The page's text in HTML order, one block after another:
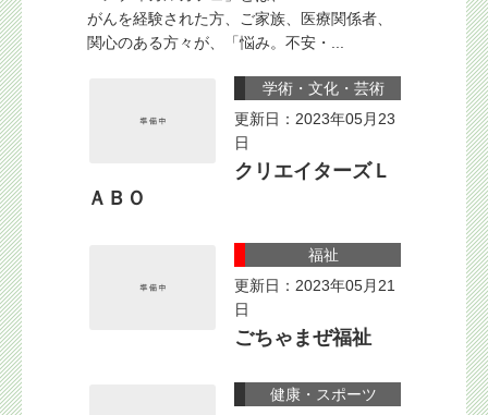
がんを経験された方、ご家族、医療関係者、
関心のある方々が、「悩み。不安・...
学術・文化・芸術
更新日：2023年05月23
日
クリエイターズＬ
ＡＢＯ
福祉
更新日：2023年05月21
日
ごちゃまぜ福祉
健康・スポーツ